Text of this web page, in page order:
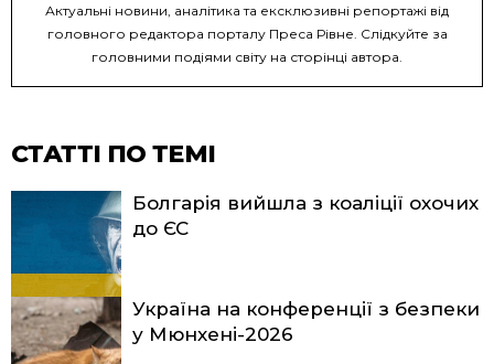
Актуальні новини, аналітика та ексклюзивні репортажі від
головного редактора порталу Преса Рівне. Слідкуйте за
головними подіями світу на сторінці автора.
СТАТТІ ПО ТЕМІ
Болгарія вийшла з коаліції охочих
до ЄС
Україна на конференції з безпеки
у Мюнхені-2026